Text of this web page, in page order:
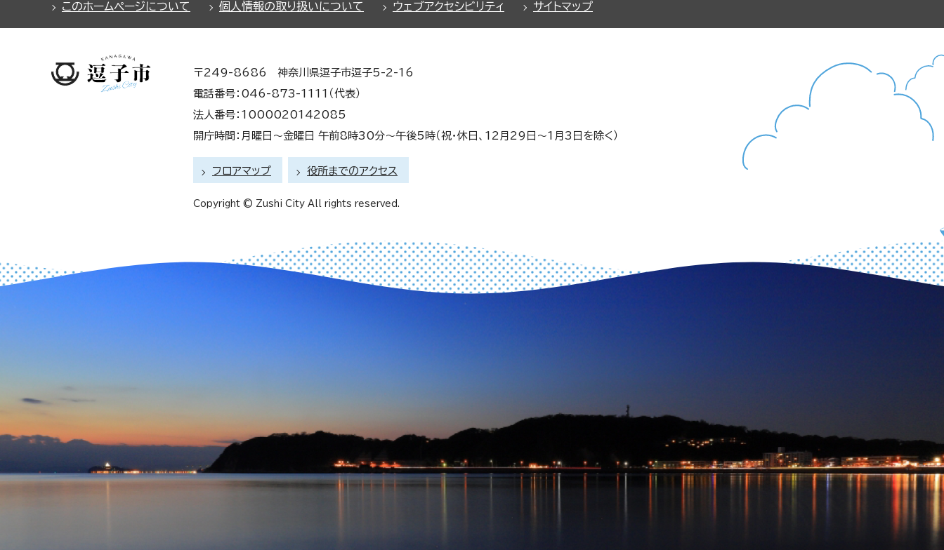
このホームページについて 個人情報の取り扱いについて ウェブアクセシビリティ サイトマップ
〒249-8686 神奈川県逗子市逗子5-2-16
電話番号：046-873-1111（代表）
法人番号：1000020142085
開庁時間：月曜日～金曜日 午前8時30分～午後5時（祝・休日、12月29日～1月3日を除く）
フロアマップ 役所までのアクセス
Copyright © Zushi City All rights reserved.